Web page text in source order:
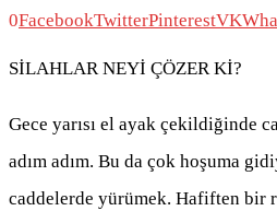
0FacebookTwitterPinterestVK
SİLAHLAR NEYİ ÇÖZER Kİ?
Gece yarısı el ayak çekildiğinde
adım adım. Bu da çok hoşuma
caddelerde yürümek. Hafiften bir